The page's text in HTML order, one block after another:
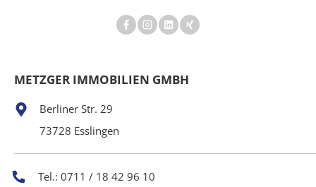
METZGER IMMOBILIEN GMBH
Berliner Str. 29
73728 Esslingen
Tel.: 0711 / 18 42 96 10